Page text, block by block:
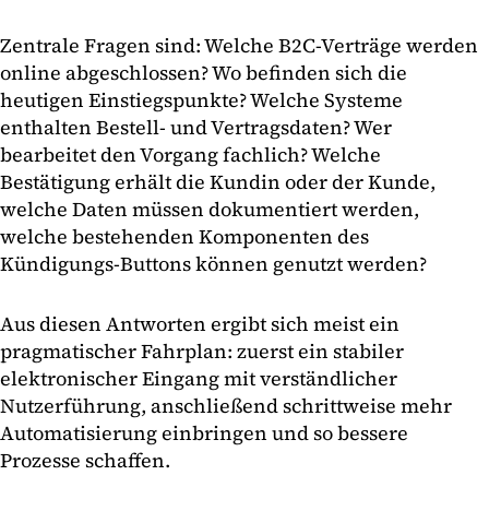
Zentrale Fragen sind: Welche B2C-Verträge werden
online abgeschlossen? Wo befinden sich die
heutigen Einstiegspunkte? Welche Systeme
enthalten Bestell- und Vertragsdaten? Wer
bearbeitet den Vorgang fachlich? Welche
Bestätigung erhält die Kundin oder der Kunde,
welche Daten müssen dokumentiert werden,
welche bestehenden Komponenten des
Kündigungs-Buttons können genutzt werden?
Aus diesen Antworten ergibt sich meist ein
pragmatischer Fahrplan: zuerst ein stabiler
elektronischer Eingang mit verständlicher
Nutzerführung, anschließend schrittweise mehr
Automatisierung einbringen und so bessere
Prozesse schaffen.